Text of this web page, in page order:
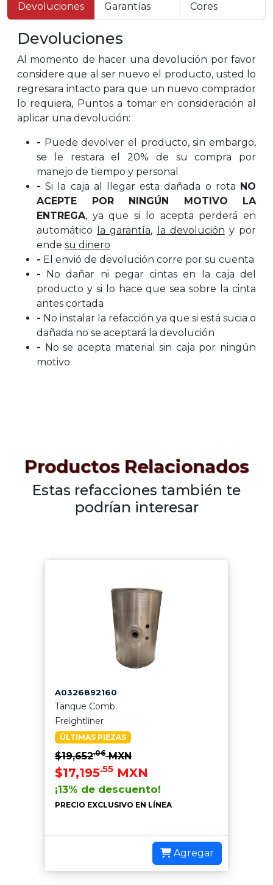
Devoluciones Garantías Cores
Devoluciones
Al momento de hacer una devolución por favor
considere que al ser nuevo el producto, usted lo
regresara intacto para que un nuevo comprador
lo requiera, Puntos a tomar en consideración al
aplicar una devolución:
- Puede devolver el producto, sin embargo,
se le restara el 20% de su compra por
manejo de tiempo y personal
- Si la caja al llegar esta dañada o rota NO
ACEPTE POR NINGÚN MOTIVO LA
ENTREGA, ya que si lo acepta perderá en
automático
la garantía, la devolución y por
ende su dinero
- El envió de devolución corre por su cuenta
- No dañar ni pegar cintas en la caja del
producto y si lo hace que sea sobre la cinta
antes cortada
- No instalar la refacción ya que si está sucia o
dañada no se aceptará la devolución
- No se acepta material sin caja por ningún
motivo
Productos Relacionados
Estas refacciones también te
podrían interesar
A0326892160
Tanque Comb.
Freightliner
ÚLTIMAS PIEZAS
$19,652.06MXN
$17,195.55 MXN
¡13% de descuento!
PRECIO EXCLUSIVO EN LÍNEA
Agregar